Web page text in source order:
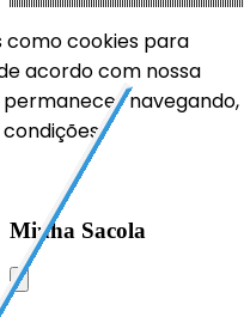
como cookies para
acordo com nossa
permanecer navegando,
Minha Sacola